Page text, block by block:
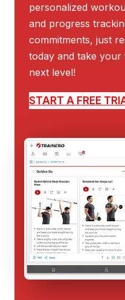
personalized
and progress
commitments, just
today and take
next level!
START A FREE